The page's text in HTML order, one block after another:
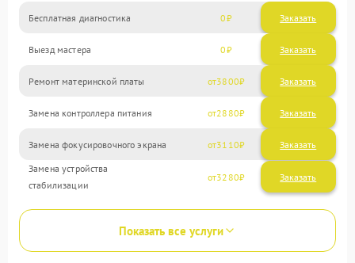
Бесплатная диагностика 0 Заказать
Выезд мастера 0 Заказать
Ремонт материнской платы 3800
Замена контроллера питания 2880
Замена фокусировочного экрана 3110
Замена устройства
стабилизации
3280
Показать все услуги